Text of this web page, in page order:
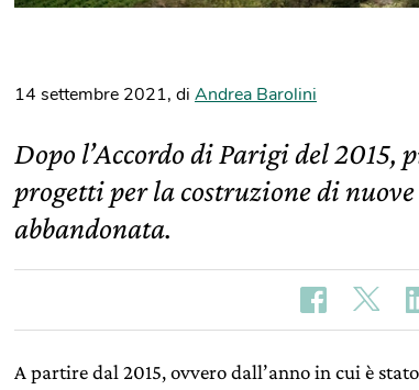
14 settembre 2021, di Andrea Barolini
Dopo l’Accordo di Parigi del 2015,
progetti per la costruzione di
abbandonata.
A partire dal 2015, ovvero dall’anno in cui è